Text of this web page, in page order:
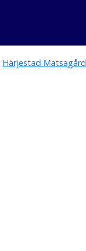
Härjestad Matsagård